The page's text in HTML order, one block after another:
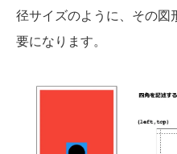
径サイズのように、その
要になります。